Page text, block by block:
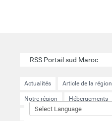
RSS Portail sud Maroc
Actualités Article de la région
Notre région Hébergements
Evenements Vidéotheque